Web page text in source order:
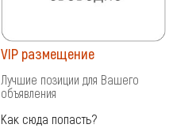
VIP размещение
Лучшие позиции для Вашего
объявления
Как сюда попасть?